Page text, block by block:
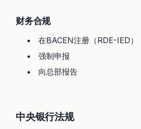
财务合规
在BACEN注册（RDE-IED）
强制申报
向总部报告
中央银行法规